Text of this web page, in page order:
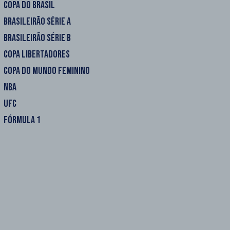
COPA DO BRASIL
BRASILEIRÃO SÉRIE A
BRASILEIRÃO SÉRIE B
COPA LIBERTADORES
COPA DO MUNDO FEMININO
NBA
UFC
FÓRMULA 1